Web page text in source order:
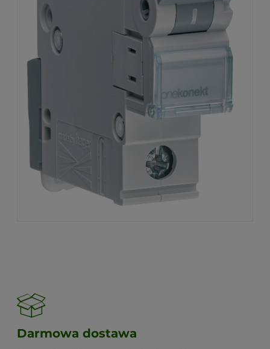
Darmowa dostawa